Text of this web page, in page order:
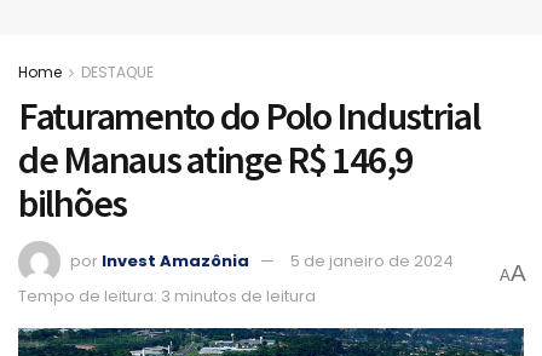
Home DESTAQUE
Faturamento do Polo Industrial
de Manaus atinge R$ 146,9
bilhões
por Invest Amazônia
5 de janeiro de 2024
Tempo de leitura: 3 minutos de leitura
AA